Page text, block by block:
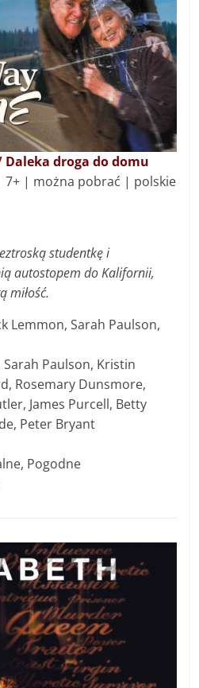
Daleka droga do domu
7+ | można pobrać | polskie
studentkę i
autostopem do Kalifornii,
miłość.
Lemmon, Sarah Paulson,
Sarah Paulson, Kristin
Rosemary Dunsmore,
James Purcell, Betty
Peter Bryant
Pogodne